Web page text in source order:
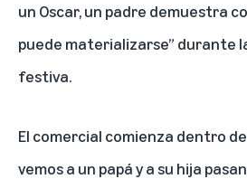
un Oscar, un padre demuestra
puede materializarse” durante
festiva.
El comercial comienza dentro
vemos a un papá y a su hija